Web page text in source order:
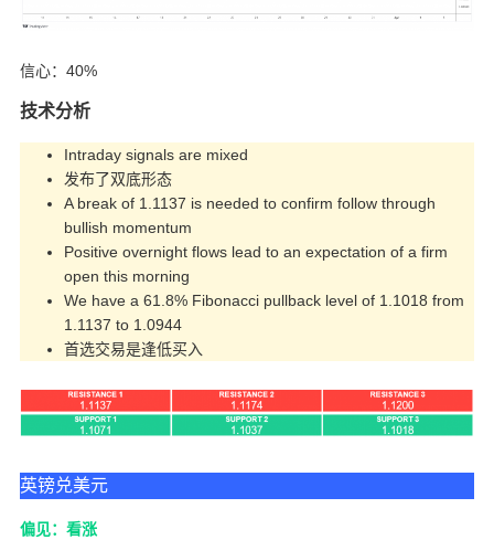
信心：40%
技术分析
Intraday signals are mixed
发布了双底形态
A break of 1.1137 is needed to confirm follow through
bullish momentum
Positive overnight flows lead to an expectation of a firm
open this morning
We have a 61.8% Fibonacci pullback level of 1.1018 from
1.1137 to 1.0944
首选交易是逢低买入
英镑兑美元
偏见：看涨